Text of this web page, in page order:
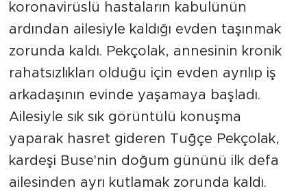
koronavirüslü hastaların kabulünün
ardından ailesiyle kaldığı evden taşınmak
zorunda kaldı. Pekçolak, annesinin kronik
rahatsızlıkları olduğu için evden ayrılıp iş
arkadaşının evinde yaşamaya başladı.
Ailesiyle sık sık görüntülü konuşma
yaparak hasret gideren Tuğçe Pekçolak,
kardeşi Buse'nin doğum gününü ilk defa
ailesinden ayrı kutlamak zorunda kaldı.